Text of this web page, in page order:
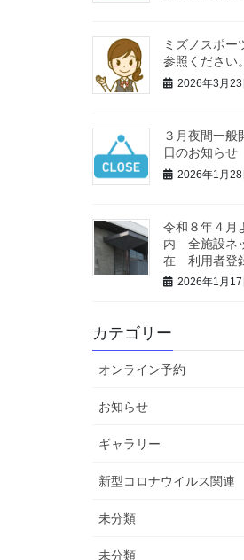
ミズノスポ
参照ください。
2026年3月23
３月夜間一般
日のお知らせ
2026年1月28
令和８年４月
内 全施設ネ
在 利用者登
2026年1月17
カテゴリー
オンライン予約
お知らせ
ギャラリー
新型コロナウイルス関連
未分類
未分類